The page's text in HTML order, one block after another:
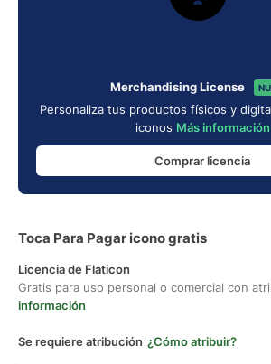
Merchandising License
Personaliza tus productos físicos y
iconos Más información
Comprar licencia
Toca Para Pagar icono gratis
Licencia de Flaticon
Gratis para uso personal o comercial con
información
Se requiere atribución ¿Cómo atribuir?